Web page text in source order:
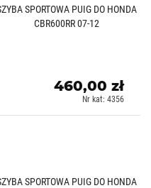
SPORTOWA PUIG DO HONDA
CBR600RR 07-12
460,00 zł
Nr kat: 4356
SPORTOWA PUIG DO HONDA